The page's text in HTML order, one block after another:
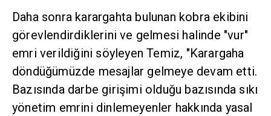
Daha sonra karargahta bulunan kobra ekibini
görevlendirdiklerini ve gelmesi halinde "vur"
emri verildiğini söyleyen Temiz, "Karargaha
döndüğümüzde mesajlar gelmeye devam etti.
Bazısında darbe girişimi olduğu bazısında sıkı
yönetim emrini dinlemeyenler hakkında yasal